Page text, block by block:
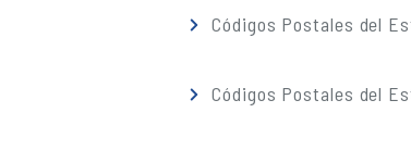
Códigos Postales del
Códigos Postales del